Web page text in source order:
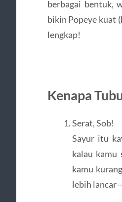
berbagai bentuk,
bikin Popeye kuat
lengkap!
Kenapa
Serat, Sob!
Sayur itu
kalau
kamu
lebih